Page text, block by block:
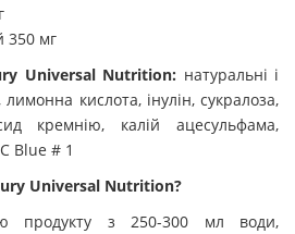
350 мг
Universal Nutrition: натуральні і
кислота, інулін, сукралоза,
кремнію, калій ацесульфама,
Blue # 1
Universal Nutrition?
продукту з 250-300 мл води,